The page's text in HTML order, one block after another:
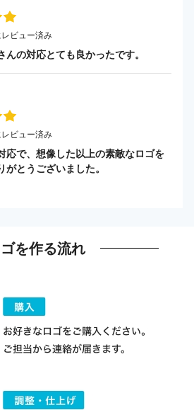
ビュー済み
んの対応とても良かったです。
ビュー済み
応で、想像した以上の素敵なロゴを
がとうございました。
を作る流れ